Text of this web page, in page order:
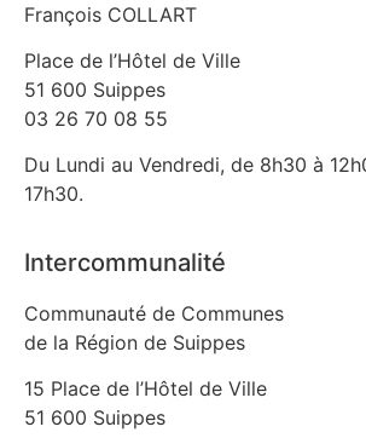
François COLLART
Place de l’Hôtel de Ville
51 600 Suippes
03 26 70 08 55
Du Lundi au Vendredi, de 8h30 à
17h30.
Intercommunalité
Communauté de Communes
de la Région de Suippes
15 Place de l’Hôtel de Ville
51 600 Suippes